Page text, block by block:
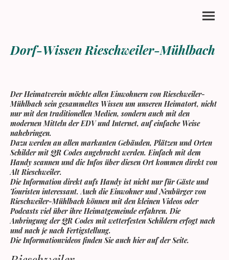
Dorf-Wissen Rieschweiler-Mühlbach
Der Heimatverein möchte allen Einwohnern von Rieschweiler-
Mühlbach sein gesammeltes Wissen um unseren Heimatort, nicht
nur mit den traditionellen Medien, sondern auch mit den
modernen Mitteln der EDV und Internet, auf einfache Weise
nahebringen.
Dazu werden an allen markanten Gebäuden, Plätzen und Orten
Schilder mit QR Codes angebracht werden. Einfach mit dem
Handy scannen und die Infos über diesen Ort kommen direkt von
Alt Rieschweiler.
Die Information direkt aufs Handy ist nicht nur für Gäste und
Touristen interessant. Auch die Einwohner und Neubürger von
Rieschweiler-Mühlbach können mit den kleinen Videos oder
Podcasts viel über ihre Heimatgemeinde erfahren. Die
Anbringung der QR Codes mit wetterfesten Schildern erfogt nach
und nach je nach Fertigstellung.
Die Informationvideos finden Sie auch hier auf der Seite.